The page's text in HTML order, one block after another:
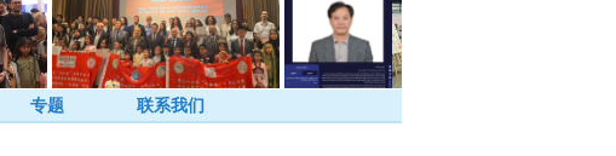
专题 联系我们